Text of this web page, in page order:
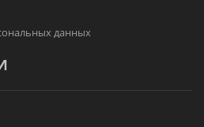
данных